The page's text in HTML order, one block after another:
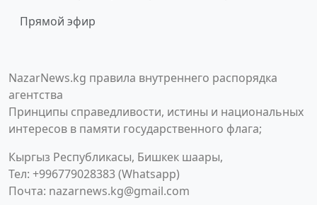
Прямой эфир
NazarNews.kg правила внутреннего распорядка
агентства
Принципы справедливости, истины и национальных
интересов в памяти государственного флага;
Кыргыз Республикасы, Бишкек шаары,
Тел: +996779028383 (Whatsapp)
Почта: nazarnews.kg@gmail.com